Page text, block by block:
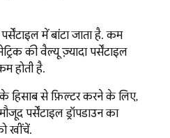
में बांटा जाता है. कम
की वैल्यू ज़्यादा पर्सेंटाइल
होती है.
हिसाब से फ़िल्टर करने के लिए,
पर्सेंटाइल ड्रॉपडाउन का
खींचें.